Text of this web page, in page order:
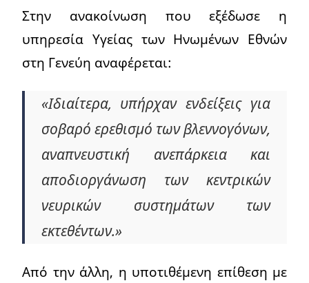
Στην ανακοίνωση που εξέδωσε η
υπηρεσία Υγείας των Ηνωμένων Εθνών
στη Γενεύη αναφέρεται:
«Ιδιαίτερα, υπήρχαν ενδείξεις για
σοβαρό ερεθισμό των βλεννογόνων,
αναπνευστική ανεπάρκεια και
αποδιοργάνωση των κεντρικών
νευρικών συστημάτων των
εκτεθέντων.»
Από την άλλη, η υποτιθέμενη επίθεση με